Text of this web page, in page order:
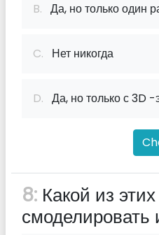
B. Да, но только один
C. Нет никогда
D. Да, но только с 3D
8: Какой из
смоделировать